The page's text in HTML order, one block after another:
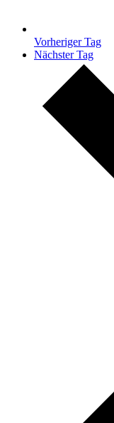
Vorheriger Tag
Nächster Tag